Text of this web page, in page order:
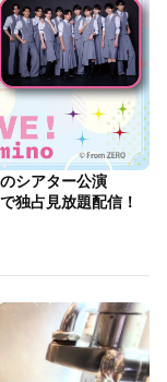
シアター公演
独占見放題配信！